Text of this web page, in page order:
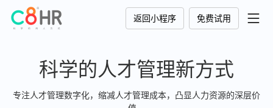
返回小程序 免费试用
科学的人才管理新方式
专注人才管理数字化，缩减人才管理成本，凸显人力资源的深层价